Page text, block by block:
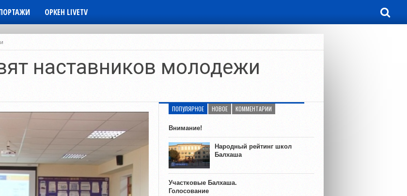
ОРКЕН LIVETV
наставников молодежи
ПОПУЛЯРНОЕ НОВОЕ КОММЕНТАРИИ
Внимание!
Народный рейтинг школ
Балхаша
Участковые Балхаша.
Голосование